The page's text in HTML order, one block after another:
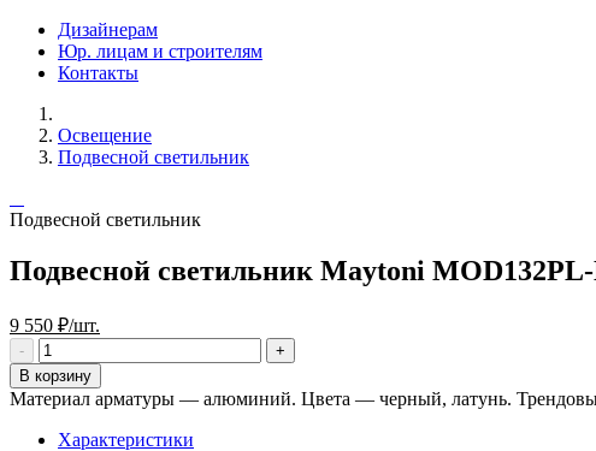
Дизайнерам
Юр. лицам и строителям
Контакты
Освещение
Подвесной светильник
Подвесной светильник
Подвесной светильник Maytoni
9 550 ₽/шт.
В корзину
Материал арматуры — алюминий. Цвета — черный, латунь.
Характеристики